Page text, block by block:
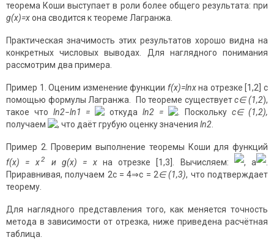
теорема Коши выступает в роли более общего результата: при
g(x)=xона сводится к теореме Лагранжа.
Практическая значимость этих результатов хорошо видна на
конкретных числовых выводах. Для наглядного понимания
рассмотрим два примера.
Пример 1. Оценим изменение функции f(x)=lnxна отрезке [1,2] с
помощью формулы Лагранжа. По теореме существуетc∈(1,2),
такое что ln2−ln1 = откуда ln2 = . Поскольку c∈(1,2),
получаем
, что даёт грубую оценку значения ln2
Пример 2. Проверим выполнение теоремы Коши для функций
f(x) = х2 и g(x) = x на отрезке [1,3]. Вычисляем: , а
Приравнивая, получаем 2c = 4⇒c = 2∈(1,3), что подтверждает
теорему.
Для наглядного представления того, как меняется точность
метода в зависимости от отрезка, ниже приведена расчётная
таблица.